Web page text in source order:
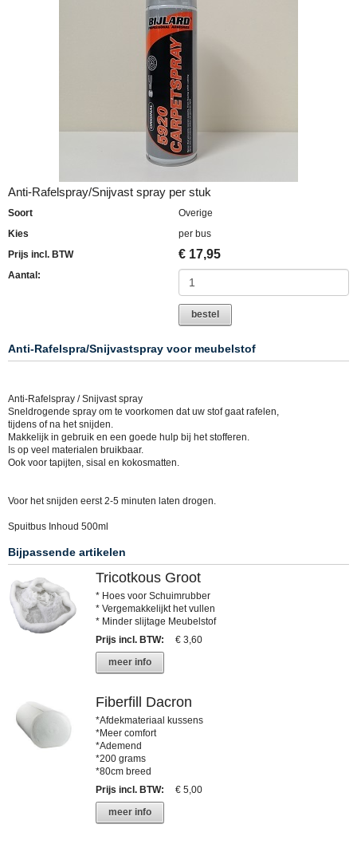
Anti-Rafelspray/Snijvast spray per stuk
Soort
Overige
Kies
per bus
Prijs incl. BTW
€ 17,95
Aantal:
bestel
Anti-Rafelspra/Snijvastspray voor meubelstof
Anti-Rafelspray / Snijvast spray
Sneldrogende spray om te voorkomen dat uw stof gaat rafelen,
tijdens of na het snijden.
Makkelijk in gebruik en een goede hulp bij het stofferen.
Is op veel materialen bruikbaar.
Ook voor tapijten, sisal en kokosmatten.
Voor het snijden eerst 2-5 minuten laten drogen.
Spuitbus Inhoud 500ml
Bijpassende artikelen
Tricotkous Groot
* Hoes voor Schuimrubber
* Vergemakkelijkt het vullen
* Minder slijtage Meubelstof
Prijs incl. BTW:
€ 3,60
meer info
Fiberfill Dacron
*Afdekmateriaal kussens
*Meer comfort
*Ademend
*200 grams
*80cm breed
Prijs incl. BTW:
€ 5,00
meer info